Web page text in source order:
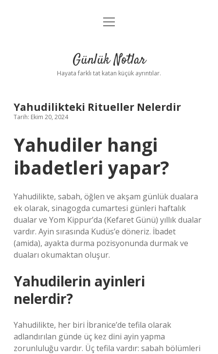
Anasayfa
Yasal Uyarı
menüyü
Günlük Notlar
Hayata farklı tat katan küçük ayrıntılar.
Yahudilikteki Ritueller Nelerdir
Tarih: Ekim 20, 2024
Yahudiler hangi
ibadetleri yapar?
Yahudilikte, sabah, öğlen ve akşam günlük dualara
ek olarak, sinagogda cumartesi günleri haftalık
dualar ve Yom Kippur’da (Kefaret Günü) yıllık dualar
vardır. Ayin sırasında Kudüs’e döneriz. İbadet
(amida), ayakta durma pozisyonunda durmak ve
duaları okumaktan oluşur.
Yahudilerin ayinleri
nelerdir?
Yahudilikte, her biri İbranice’de tefila olarak
adlandırılan günde üç kez dini ayin yapma
zorunluluğu vardır. Üç tefila vardır: sabah bölümleri